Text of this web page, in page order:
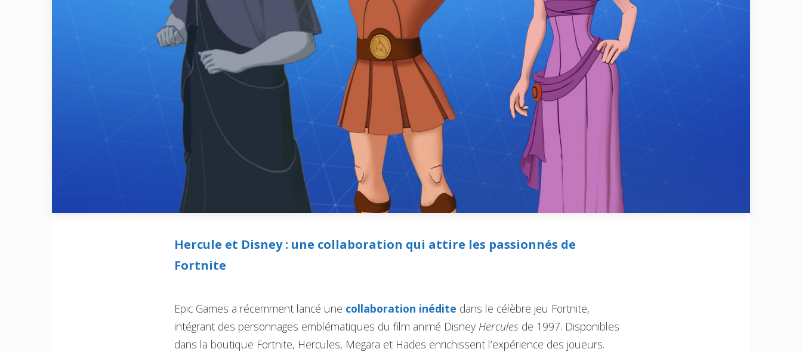
Hercule et Disney : une collaboration qui attire les passionnés de
Fortnite
Epic Games a récemment lancé une collaboration inédite dans le célèbre jeu Fortnite,
intégrant des personnages emblématiques du film animé Disney Hercules de 1997. Disponibles
dans la boutique Fortnite, Hercules, Megara et Hades enrichissent l’expérience des joueurs.